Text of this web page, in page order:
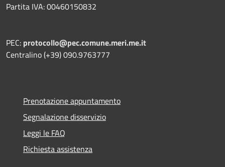
Partita IVA: 00460150832
PEC: protocollo@pec.comune.meri.me.it
Centralino (+39) 090.9763777
Prenotazione appuntamento
Segnalazione disservizio
Leggi le FAQ
Richiesta assistenza